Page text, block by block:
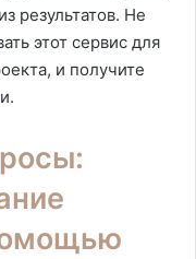
результатов. Не
этот сервис для
и получите